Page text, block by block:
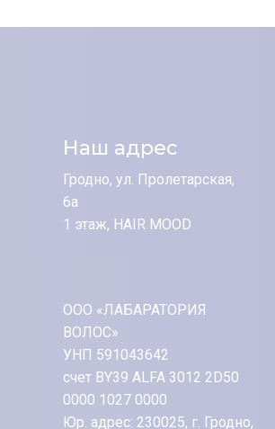
Наш адрес
Гродно, ул. Пролетарская,
6а
1 этаж, HAIR MOOD
ООО «ЛАБАРАТОРИЯ
ВОЛОС»
УНП 591043642
счет BY39 ALFA 3012 2D50
0000 1027 0000
Юр. адрес: 230025, г. Гродно,